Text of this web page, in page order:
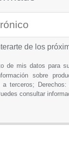
de los
de mis datos para
sobre
a terceros;
consultar